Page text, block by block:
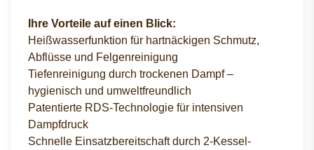
Ihre Vorteile auf einen Blick:
Heißwasserfunktion für hartnäckigen Schmutz,
Abflüsse und Felgenreinigung
Tiefenreinigung durch trockenen Dampf –
hygienisch und umweltfreundlich
Patentierte RDS-Technologie für intensiven
Dampfdruck
Schnelle Einsatzbereitschaft durch 2-Kessel-